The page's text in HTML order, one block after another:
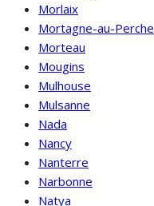
Morlaix
Mortagne-au-Perche
Morteau
Mougins
Mulhouse
Mulsanne
Nada
Nancy
Nanterre
Narbonne
Natya